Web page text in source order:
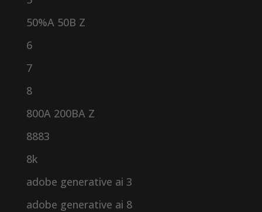
50%A 50B Z
6
7
8
800A 200BA Z
8883
8k
adobe generative ai 3
adobe generative ai 8